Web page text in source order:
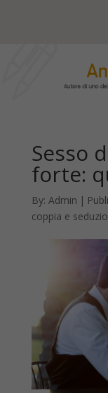
Sesso
forte:
By: Admin |
coppia e